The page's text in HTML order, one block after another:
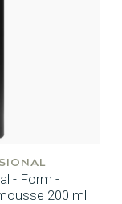
- Form -
200 ml